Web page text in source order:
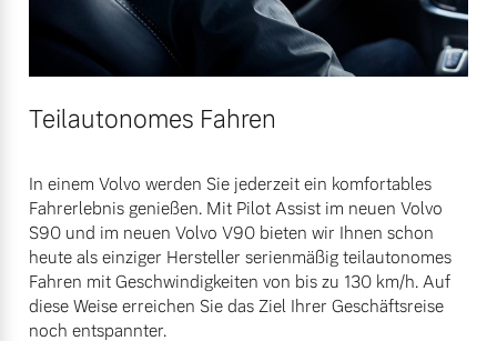
Teilautonomes Fahren
In einem Volvo werden Sie jederzeit ein komfortables
Fahrerlebnis genießen. Mit Pilot Assist im neuen Volvo
S90 und im neuen Volvo V90 bieten wir Ihnen schon
heute als einziger Hersteller serienmäßig teilautonomes
Fahren mit Geschwindigkeiten von bis zu 130 km/h. Auf
diese Weise erreichen Sie das Ziel Ihrer Geschäftsreise
noch entspannter.